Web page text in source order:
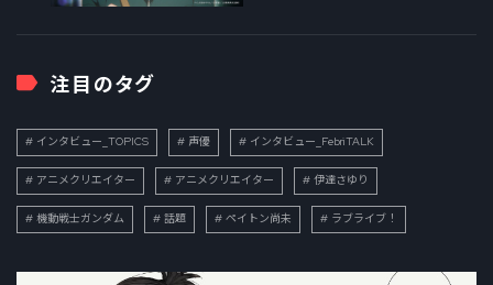
注目のタグ
インタビュー_TOPICS 声優 インタビュー_FebriTALK
アニメクリエイター アニメクリエイター 伊達さゆり
機動戦士ガンダム 話題 ペイトン尚未 ラブライブ！